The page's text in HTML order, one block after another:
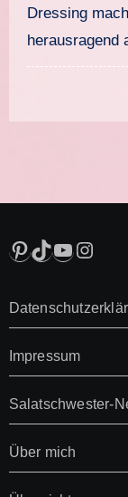
Dressing
herausragend
Pinterest
TikTok
YouTube
Impressum
Salatschwester-
Über mich